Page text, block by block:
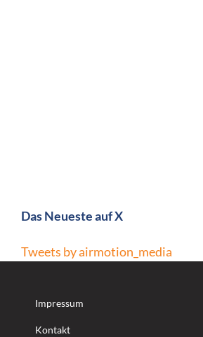
Das Neueste auf X
Tweets by airmotion_media
Impressum
Kontakt